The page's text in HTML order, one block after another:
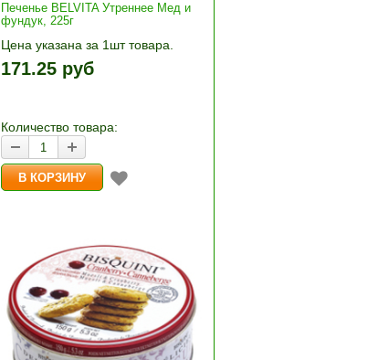
Печенье BELVITA Утреннее Мед и
фундук, 225г
Цена указана за 1шт товара.
1шт прибавляется кнопками «+»
и «-». Выберите нужное
171.25 руб
Количество товара: